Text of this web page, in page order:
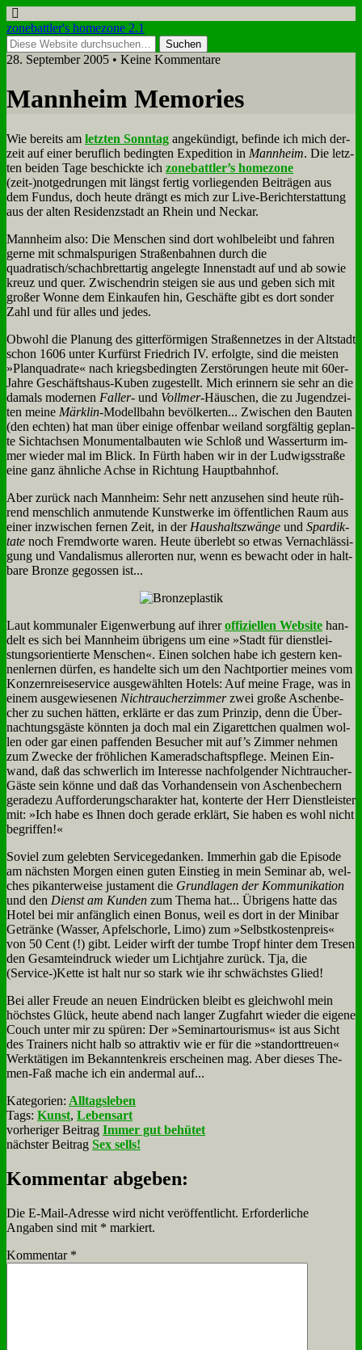
zonebattler's homezone 2.1
28. September 2005 • Keine Kommentare
Mann­heim Me­mo­ries
Wie be­reits am letz­ten Sonn­tag an­ge­kün­digt, be­fin­de ich mich der­
zeit auf ei­ner be­ruf­lich be­ding­ten Ex­pe­di­ti­on in Mann­heim. Die letz­
ten bei­den Ta­ge be­schick­te ich zonebattler’s ho­me­zo­ne
(zeit-)notgedrungen mit längst fer­tig vor­lie­gen­den Bei­trä­gen aus
dem Fun­dus, doch heu­te drängt es mich zur Live-Be­richt­erstat­tung
aus der al­ten Re­si­denz­stadt an Rhein und Neckar.
Mann­heim al­so: Die Men­schen sind dort wohl­be­leibt und fah­ren
ger­ne mit schmal­spu­ri­gen Stra­ßen­bah­nen durch die
quadratisch/schachbrettartig an­ge­leg­te In­nen­stadt auf und ab so­wie
kreuz und quer. Zwi­schen­drin stei­gen sie aus und ge­ben sich mit
gro­ßer Won­ne dem Ein­kau­fen hin, Ge­schäf­te gibt es dort son­der
Zahl und für al­les und je­des.
Ob­wohl die Pla­nung des git­ter­för­mi­gen Stra­ßen­net­zes in der Alt­stadt
schon 1606 un­ter Kur­fürst Fried­rich IV. er­folg­te, sind die mei­sten
»Plan­qua­dra­te« nach kriegs­be­ding­ten Zer­stö­run­gen heu­te mit 60er-
Jah­re Ge­schäfts­haus-Ku­ben zu­ge­stellt. Mich er­in­nern sie sehr an die
da­mals mo­der­nen Fal­ler- und Voll­mer-Häus­chen, die zu Ju­gend­zei­
ten mei­ne Märk­lin-Mo­dell­bahn be­völ­ker­ten... Zwi­schen den Bau­ten
(den ech­ten) hat man über ei­ni­ge of­fen­bar wei­land sorg­fäl­tig ge­plan­
te Sicht­ach­sen Mo­nu­men­tal­bau­ten wie Schloß und Was­ser­turm im­
mer wie­der mal im Blick. In Fürth ha­ben wir in der Lud­wigs­stra­ße
ei­ne ganz ähn­li­che Ach­se in Rich­tung Haupt­bahn­hof.
Aber zu­rück nach Mann­heim: Sehr nett an­zu­se­hen sind heu­te rüh­
rend mensch­lich an­mu­ten­de Kunst­wer­ke im öf­fent­li­chen Raum aus
ei­ner in­zwi­schen fer­nen Zeit, in der Haus­halts­zwän­ge und Spar­dik­
ta­te noch Fremd­wor­te wa­ren. Heu­te über­lebt so et­was Ver­nach­läs­si­
gung und Van­da­lis­mus al­ler­or­ten nur, wenn es be­wacht oder in halt­
ba­re Bron­ze ge­gos­sen ist...
Laut kom­mu­na­ler Ei­gen­wer­bung auf ih­rerof­fi­zi­el­len Web­site han­
delt es sich bei Mann­heim üb­ri­gens um ei­ne »Stadt für dienst­lei­
stungs­ori­en­tier­te Men­schen«. Ei­nen sol­chen ha­be ich ge­stern ken­
nen­ler­nen dür­fen, es han­del­te sich um den Nacht­por­tier mei­nes vom
Kon­zern­rei­se­ser­vice aus­ge­wähl­ten Ho­tels: Auf mei­ne Fra­ge, was in
ei­nem aus­ge­wie­se­nen Nicht­rau­cher­zim­merzwei gro­ße Aschen­be­
cher zu su­chen hät­ten, er­klär­te er das zum Prin­zip, denn die Über­
nach­tungs­gä­ste könn­ten ja doch mal ein Zi­ga­rett­chen qual­men wol­
len oder gar ei­nen paf­fen­den Be­su­cher mit auf’s Zim­mer neh­men
zum Zwecke der fröh­li­chen Ka­me­rad­schafts­pfle­ge. Mei­nen Ein­
wand, daß das schwer­lich im In­ter­es­se nach­fol­gen­der Nicht­rau­cher-
Gä­ste sein kön­ne und daß das Vor­han­den­sein von Aschen­be­chern
ge­ra­de­zu Auf­for­de­rungs­cha­rak­ter hat, kon­ter­te der Herr Dienst­lei­ster
mit: »Ich ha­be es Ih­nen doch ge­ra­de er­klärt, Sie ha­ben es wohl nicht
be­grif­fen!«
So­viel zum ge­leb­ten Ser­vice­ge­dan­ken. Im­mer­hin gab die Epi­so­de
am näch­sten Mor­gen ei­nen gu­ten Ein­stieg in mein Se­mi­nar ab, wel­
ches pi­kan­ter­wei­se ju­sta­ment die Grund­la­gen der Kom­mu­ni­ka­ti­on
und den Dienst am Kun­den zum The­ma hat... Üb­ri­gens hat­te das
Ho­tel bei mir an­fäng­lich ei­nen Bo­nus, weil es dort in der Mi­ni­bar
Ge­trän­ke (Was­ser, Ap­fel­schor­le, Li­mo) zum »Selbst­ko­sten­preis«
von 50 Cent (!) gibt. Lei­der wirft der tum­be Tropf hin­ter dem Tre­sen
den Ge­samt­ein­druck wie­der um Licht­jah­re zu­rück. Tja, die
(Service-)Kette ist halt nur so stark wie ihr schwäch­stes Glied!
Bei al­ler Freu­de an neu­en Ein­drücken bleibt es gleich­wohl mein
höch­stes Glück, heu­te abend nach lan­ger Zug­fahrt wie­der die ei­ge­ne
Couch un­ter mir zu spü­ren: Der »Se­mi­nar­tou­ris­mus« ist aus Sicht
des Trai­ners nicht halb so at­trak­tiv wie er für die »stand­ort­treu­en«
Werk­tä­ti­gen im Be­kann­ten­kreis er­schei­nen mag. Aber die­ses The­
men-Faß ma­che ich ein an­der­mal auf...
Kategorien: Alltagsleben
Tags: Kunst, Lebensart
vorheriger Beitrag Immer gut behütet
nächster Beitrag Sex sells!
Kommentar abgeben:
Die E-Mail-Adresse wird nicht veröffentlicht. Erforderliche
Angaben sind mit * markiert.
Kommentar *